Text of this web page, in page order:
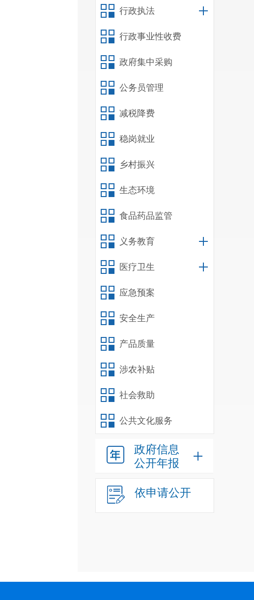
行政执法
行政事业性收费
政府集中采购
公务员管理
减税降费
稳岗就业
乡村振兴
生态环境
食品药品监管
义务教育
医疗卫生
应急预案
安全生产
产品质量
涉农补贴
社会救助
公共文化服务
政府信息
公开年报
依申请公开